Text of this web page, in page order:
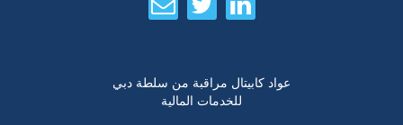
عواد كابيتال مراقبة من سلطة دبي
للخدمات المالية